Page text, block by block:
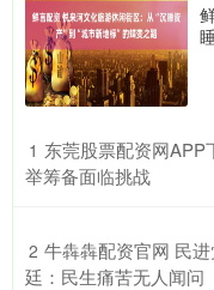
1 东莞股票配资网
举筹备面临挑战
2 牛犇犇配资官网 民
廷：民生痛苦无人闻问